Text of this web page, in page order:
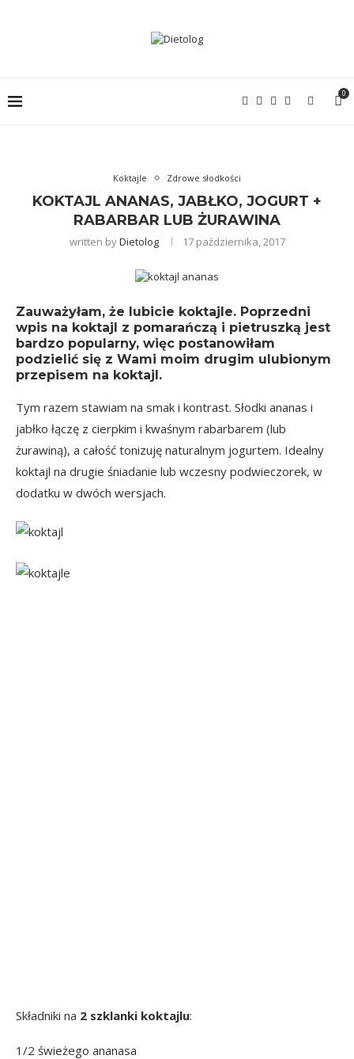
0
Koktajle Zdrowe słodkości
KOKTAJL ANANAS, JABŁKO, JOGURT +
RABARBAR LUB ŻURAWINA
written byDietolog 17 października, 2017
Zauważyłam, że lubicie koktajle. Poprzedni
wpis na koktajl z pomarańczą i pietruszką jest
bardzo popularny, więc postanowiłam
podzielić się z Wami moim drugim ulubionym
przepisem na koktajl.
Tym razem stawiam na smak i kontrast. Słodki ananas i
jabłko łączę z cierpkim i kwaśnym rabarbarem (lub
żurawiną), a całość tonizuję naturalnym jogurtem. Idealny
koktajl na drugie śniadanie lub wczesny podwieczorek, w
dodatku w dwóch wersjach.
Składniki na 2 szklanki koktajlu:
1/2 świeżego ananasa